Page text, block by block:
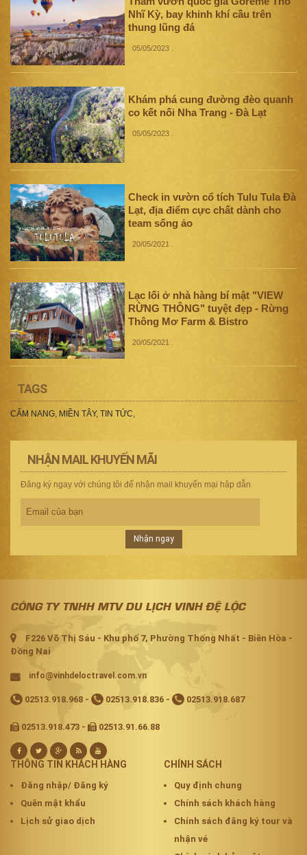
Nhĩ Kỳ, bay khinh khí cầu trên
thung lũng đá
05/05/2023
Khám phá cung đường đèo quanh
co kết nối Nha Trang - Đà Lạt
05/05/2023
Check in vườn cổ tích Tulu Tula Đà
Lạt, địa điểm cực chất dành cho
team sống ảo
20/05/2021
Lạc lối ở nhà hàng bí mật "VIEW
RỪNG THÔNG" tuyệt đẹp - Rừng
Thông Mơ Farm & Bistro
20/05/2021
TAGS
CẨM NANG, MIỀN TÂY, TIN TỨC,
NHẬN MAIL KHUYẾN MÃI
Đăng ký ngay với chúng tôi để nhận mail khuyến mại hâp dẫn
Nhận ngay
CÔNG TY TNHH MTV DU LỊCH VINH ĐỆ LỘC
F226 Võ Thị Sáu - Khu phố 7, Phường Thống Nhất - Biên Hòa -
Đồng Nai
info@vinhdeloctravel.com.vn
02513.918.968 - 02513.918.836 - 02513.918.687
02513.918.473 - 02513.91.66.88
THÔNG TIN KHÁCH HÀNG
Đăng nhập/ Đăng ký
Quên mật khẩu
Lịch sử giao dịch
CHÍNH SÁCH
Quy định chung
Chính sách khách hàng
Chính sách đăng ký tour và
nhận vé